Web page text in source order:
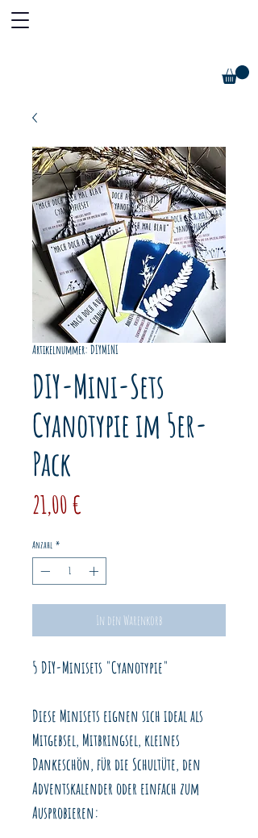
Artikelnummer: DIYMINI
DIY-Mini-Sets
Cyanotypie im 5er-
Pack
21,00 €
Anzahl *
In den Warenkorb
5 DIY-Minisets "Cyanotypie"
Diese Minisets eignen sich ideal als
Mitgebsel, Mitbringsel, kleines
Dankeschön, für die Schultüte, den
Adventskalender oder einfach zum
Ausprobieren: